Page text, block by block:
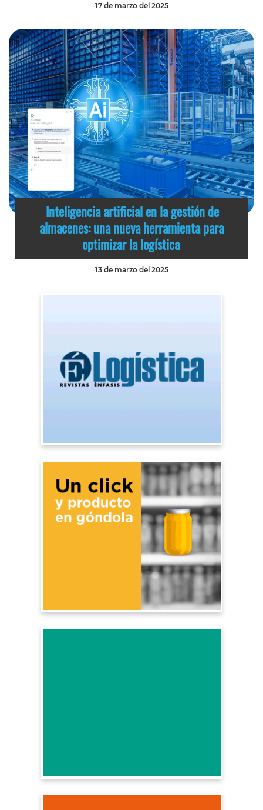
17 de marzo del 2025
Inteligencia artificial en la gestión de
almacenes: una nueva herramienta para
optimizar la logística
13 de marzo del 2025